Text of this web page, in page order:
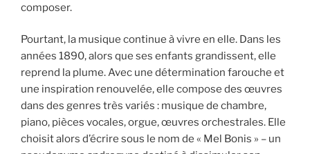
composer.
Pourtant, la musique continue à vivre en elle. Dans les
années 1890, alors que ses enfants grandissent, elle
reprend la plume. Avec une détermination farouche et
une inspiration renouvelée, elle compose des œuvres
dans des genres très variés : musique de chambre,
piano, pièces vocales, orgue, œuvres orchestrales. Elle
choisit alors d’écrire sous le nom de « Mel Bonis » – un